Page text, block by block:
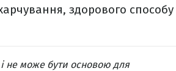
здорового способу
не може бути основою для